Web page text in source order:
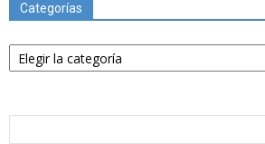
Categorías
Categorías